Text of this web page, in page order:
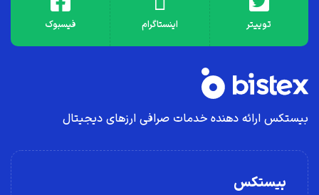
توییتر اینستاگرام فیسبوک
بیستکس ارائه دهنده خدمات صرافی ارز‌های دیجیتال
بیستکس